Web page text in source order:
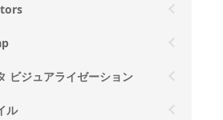
ビジュアライゼーション
ル